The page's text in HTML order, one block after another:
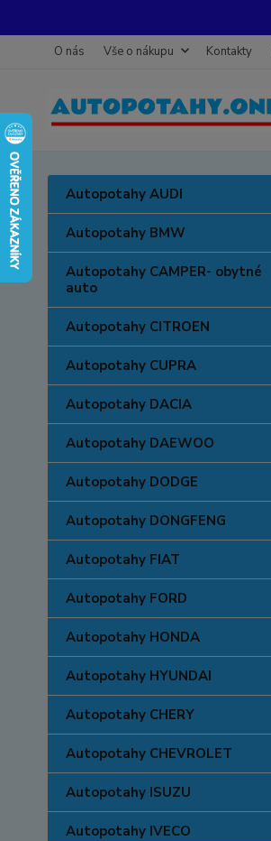
O nás Vše o nákupu Kontakty
Autopotahy AUDI
Autopotahy BMW
Autopotahy CAMPER- obytné
auto
Autopotahy CITROEN
Autopotahy CUPRA
Autopotahy DACIA
Autopotahy DAEWOO
Autopotahy DODGE
Autopotahy DONGFENG
Autopotahy FIAT
Autopotahy FORD
Autopotahy HONDA
Autopotahy HYUNDAI
Autopotahy CHERY
Autopotahy CHEVROLET
Autopotahy ISUZU
Autopotahy IVECO